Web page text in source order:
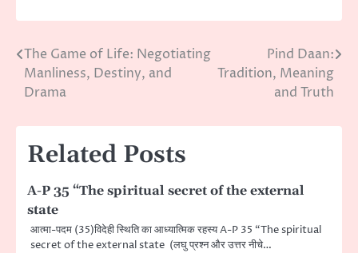
Post
navigation
The Game of Life: Negotiating
Manliness, Destiny, and
Drama
Pind Daan:
Tradition, Meaning
and Truth
Related Posts
A-P 35 “The spiritual secret of the external
state
आत्मा-पदम (35)विदेही स्थिति का आध्यात्मिक रहस्य A-P 35 “The spiritual
secret of the external state (लघु प्रश्न और उत्तर नीचे…